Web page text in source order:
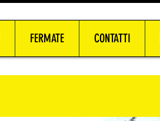
FERMATE CONTATTI